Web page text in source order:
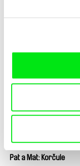
Pat a Mat: Korčule